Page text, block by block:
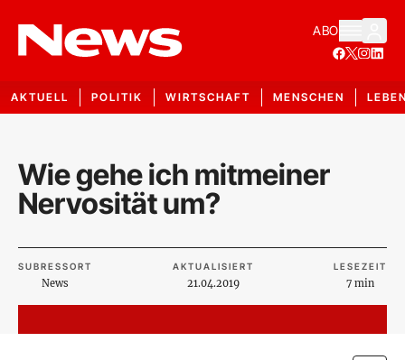
ABO
AKTUELL POLITIK WIRTSCHAFT MENSCHEN
Wie gehe ich mitmeiner
Nervosität um?
SUBRESSORT
News
AKTUALISIERT
21.04.2019
LESEZEIT
7 min